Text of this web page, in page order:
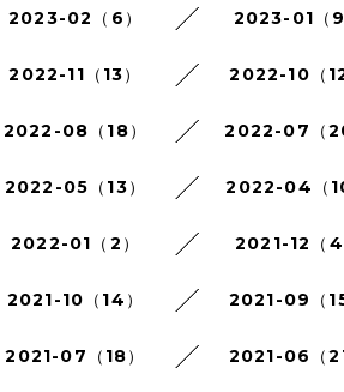
2023-02（6） 2023-01（9
2022-11（13） 2022-10（12
2022-08（18） 2022-07（
2022-05（13） 2022-04（
2022-01（2） 2021-12（4
2021-10（14） 2021-09（15
2021-07（18） 2021-06（21